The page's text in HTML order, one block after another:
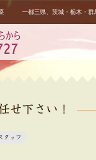
一都三県、茨城・栃木・群
せ下さい！
タッフ